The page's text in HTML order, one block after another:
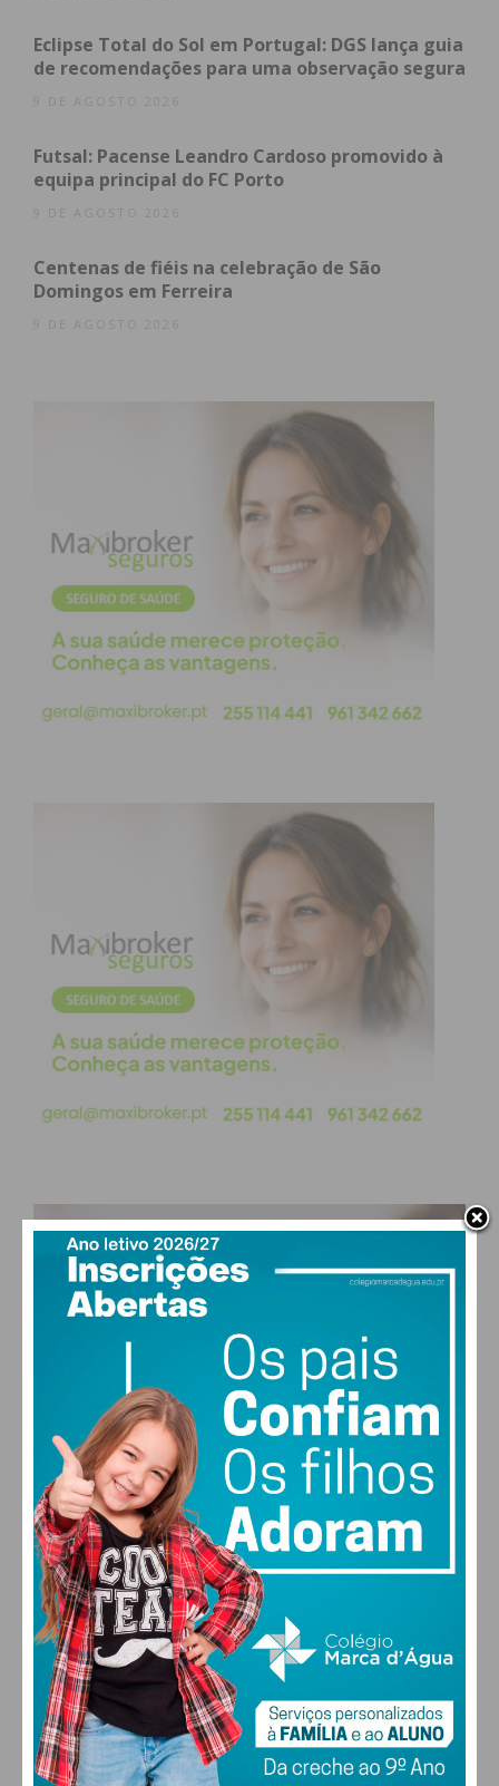
Subscreva a newsletter do
Assine nossa newsletter por e-mail e
obtenha de forma regular a informação
condições
Eclipse Total do Sol em Portugal: DGS lança guia
de recomendações para uma observação segura
9 DE AGOSTO 2026
Futsal: Pacense Leandro Cardoso promovido à
equipa principal do FC Porto
9 DE AGOSTO 2026
Centenas de fiéis na celebração de São
Domingos em Ferreira
9 DE AGOSTO 2026
PAÇOS DE FERREIRA
17°
clear sky
MAX 17 • MIN 17
29°
SEG
31
TER
32 °
QUA
31 °
QUI
FARMACIAS DE SERVIÇO EM PAÇOS DE
FERREIRA